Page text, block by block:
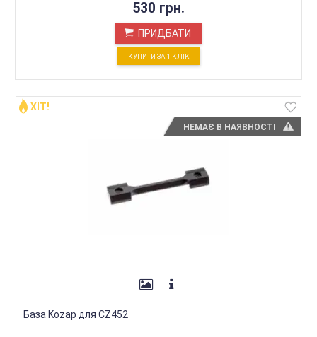
530 грн.
ПРИДБАТИ
КУПИТИ ЗА 1 КЛIК
НЕМАЄ В НАЯВНОСТІ
ХІТ!
База Kozap для CZ452